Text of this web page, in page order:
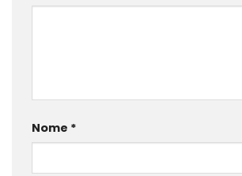
Nome *